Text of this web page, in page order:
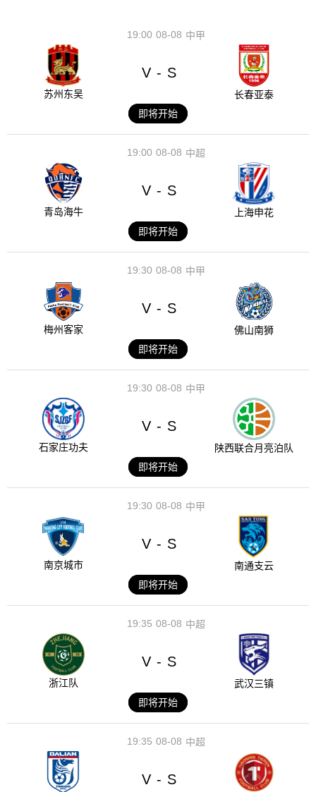
08-08
19:00 中甲
苏州东吴
V - S
长春亚泰
即将开始
08-08
19:00 中超
青岛海牛
V - S
上海申花
即将开始
08-08
19:30 中甲
梅州客家
V - S
佛山南狮
即将开始
08-08
19:30 中甲
石家庄功夫
V - S
陕西联合月亮泊队
即将开始
08-08
19:30 中甲
南京城市
V - S
南通支云
即将开始
08-08
19:35 中超
浙江队
V - S
武汉三镇
即将开始
08-08
19:35 中超
V - S